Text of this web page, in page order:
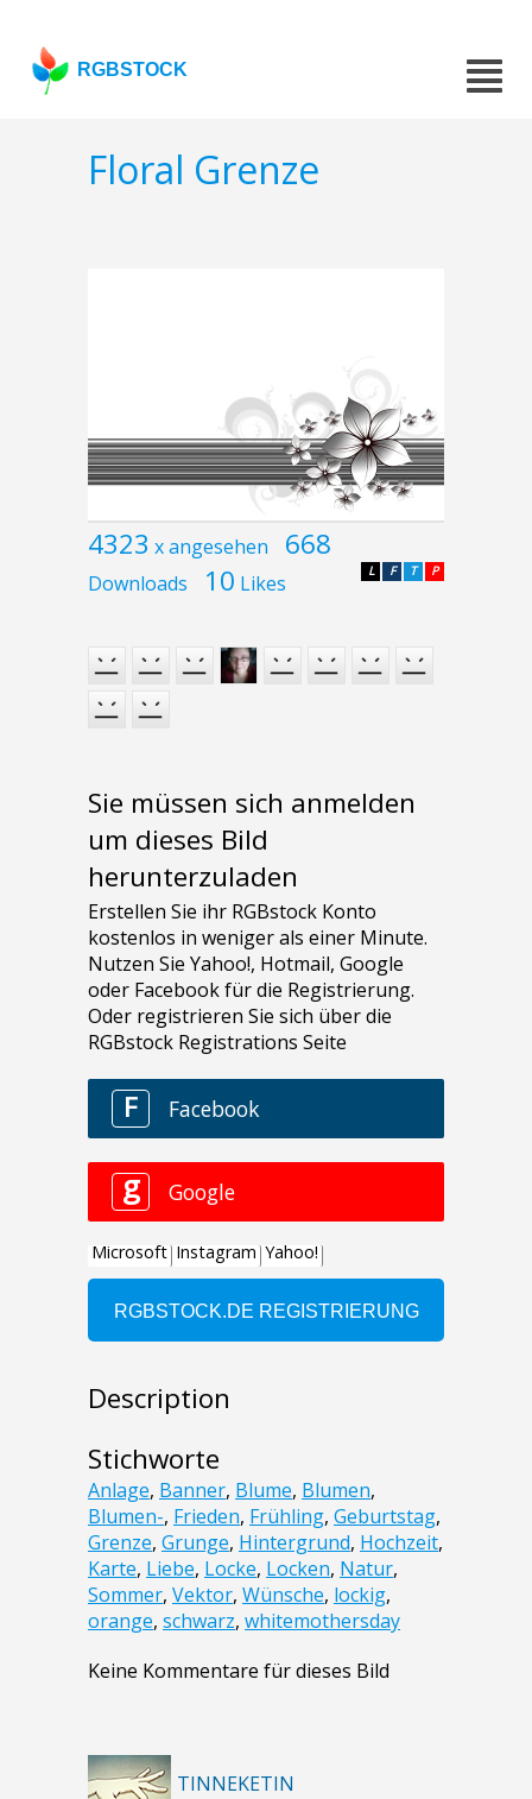
RGBSTOCK
Floral Grenze
4323 x angesehen 668
Downloads 10 Likes P
T
F
L
Sie müssen sich anmelden
um dieses Bild
herunterzuladen
Description
Stichworte
Anlage, Banner, Blume, Blumen,
Blumen-, Frieden, Frühling, Geburtstag,
Grenze, Grunge, Hintergrund, Hochzeit,
Karte, Liebe, Locke, Locken, Natur,
Sommer, Vektor, Wünsche, lockig,
orange, schwarz, whitemothersday
Keine Kommentare für dieses Bild
TINNEKETIN